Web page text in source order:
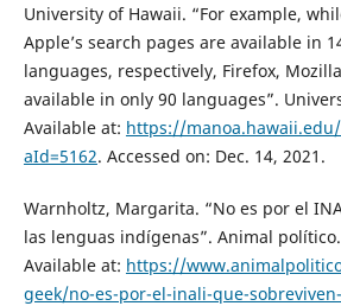
University of Hawaii. “For example,
Apple’s search pages are available in
languages, respectively, Firefox,
available in only 90 languages”.
Available at: https://
aId=5162. Accessed on: Dec. 14, 2021.
Warnholtz, Margarita. “No es por el
las lenguas indígenas”. Animal
Available at: https://
geek/no-es-por-el-inali-que-